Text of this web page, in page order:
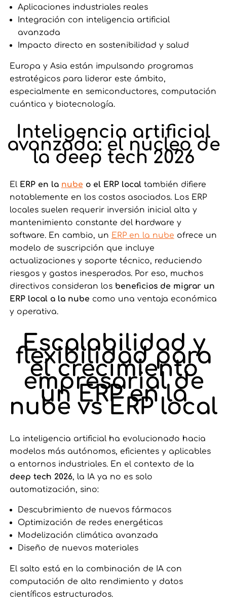
Aplicaciones industriales reales
Integración con inteligencia artificial
avanzada
Impacto directo en sostenibilidad y salud
Europa y Asia están impulsando programas
estratégicos para liderar este ámbito,
especialmente en semiconductores, computación
cuántica y biotecnología.
Inteligencia artificial
avanzada: el núcleo de
la deep tech 2026
El ERP en la nube o el ERP localtambién difiere
notablemente en los costos asociados. Los ERP
locales suelen requerir inversión inicial alta y
mantenimiento constante del hardware y
software. En cambio, un ERP en la nube ofrece un
modelo de suscripción que incluye
actualizaciones y soporte técnico, reduciendo
riesgos y gastos inesperados. Por eso, muchos
directivos consideran los beneficios de migrar un
ERP local a la nube como una ventaja económica
y operativa.
Escalabilidad y
flexibilidad para
el crecimiento
empresarial de
un ERP en la
nube vs ERP local
La inteligencia artificial ha evolucionado hacia
modelos más autónomos, eficientes y aplicables
a entornos industriales. En el contexto de la
deep tech 2026, la IA ya no es solo
automatización, sino:
Descubrimiento de nuevos fármacos
Optimización de redes energéticas
Modelización climática avanzada
Diseño de nuevos materiales
El salto está en la combinación de IA con
computación de alto rendimiento y datos
científicos estructurados.